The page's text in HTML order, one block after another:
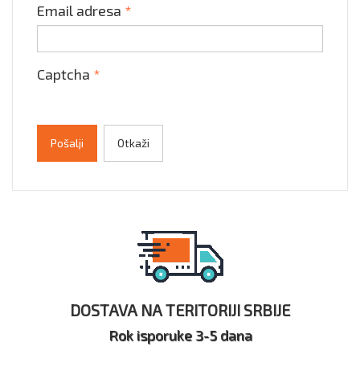
Email adresa *
Captcha *
Pošalji Otkaži
DOSTAVA NA TERITORIJI SRBIJE
Rok isporuke 3-5 dana